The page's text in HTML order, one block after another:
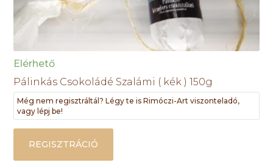
Elérhető
Pálinkás Csokoládé Szalámi ( kék ) 150g
Még nem regisztráltál? Légy te is Rimóczi-Art viszonteladó,
vagy lépj be!
REGISZTRÁCIÓ